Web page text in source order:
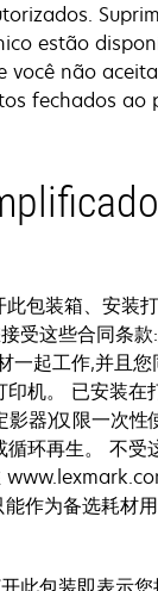
estão
você não
fechados ao
此包装箱、安装
受这些合同条
一起工作,并且您
机。 已安装在
影器)仅限一次性
环再生。 不受
作为备选耗材用